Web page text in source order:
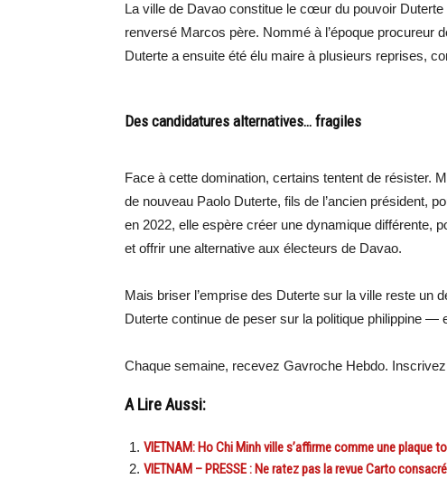
La ville de Davao constitue le cœur du pouvoir
renversé Marcos père. Nommé à l’époque procureur
Duterte a ensuite été élu maire à plusieurs reprises,
Des candidatures alternatives… fragiles
Face à cette domination, certains tentent de résister.
de nouveau Paolo Duterte, fils de l’ancien président,
en 2022, elle espère créer une dynamique différente,
et offrir une alternative aux électeurs de Davao.
Mais briser l’emprise des Duterte sur la ville reste un
Duterte continue de peser sur la politique philippine —
Chaque semaine, recevez Gavroche Hebdo.
A Lire Aussi:
VIETNAM: Ho Chi Minh ville s’affirme comme une plaque
VIETNAM – PRESSE : Ne ratez pas la revue Carto